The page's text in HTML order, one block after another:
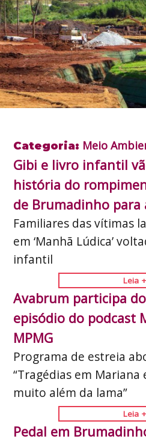
Categoria: Meio
Gibi e livro infantil
história do
de Brumadinho para
Familiares das vítimas
em ‘Manhã Lúdica’
infantil
Leia +
Avabrum participa
episódio do podcast
MPMG
Programa de estreia
“Tragédias em
muito além da lama”
Leia +
Pedal em